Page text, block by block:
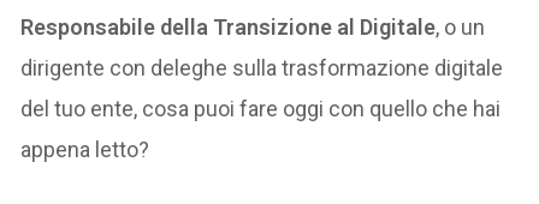
Responsabile della Transizione al Digitale, o un
dirigente con deleghe sulla trasformazione digitale
del tuo ente, cosa puoi fare oggi con quello che hai
appena letto?